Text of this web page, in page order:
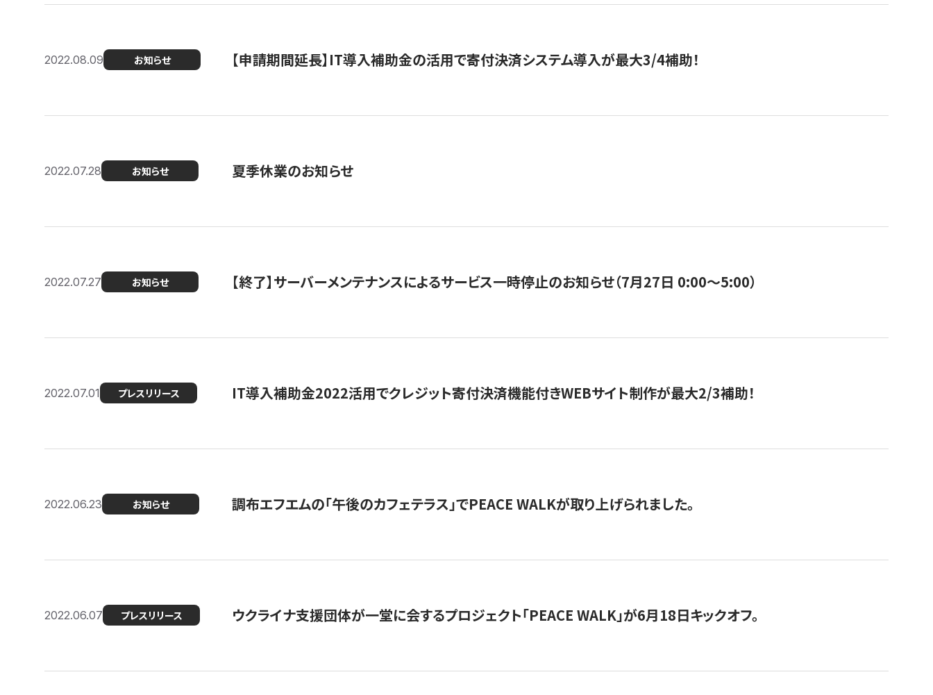
2022.08.09 お知らせ 【申請期間延長】IT導入補助金の活用で寄付決済システム導入が最大3/4補助！
2022.07.28 お知らせ 夏季休業のお知らせ
2022.07.27 お知らせ 【終了】サーバーメンテナンスによるサービス一時停止のお知らせ（7月27日 0:00〜5:00）
2022.07.01 プレスリリース IT導入補助金2022活用でクレジット寄付決済機能付きWEBサイト制作が最大2/3補助！
2022.06.23 お知らせ 調布エフエムの「午後のカフェテラス」でPEACE WALKが取り上げられました。
2022.06.07 プレスリリース ウクライナ支援団体が一堂に会するプロジェクト「PEACE WALK」が6月18日キックオフ。